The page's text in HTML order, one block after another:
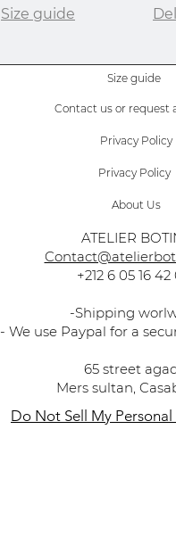
Size guide
Size guide
Contact us or request
Privacy Policy
Privacy Policy
About Us
ATELIER
+212 6 05 16
-Shipping
- We use Paypal for a
65 street
Mers sultan,
Do Not Sell My